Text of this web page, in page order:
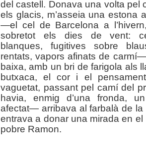
del castell. Donava una volta pel
els glacis, m’asseia una estona
—el cel de Barcelona a
sobretot els dies de vent:
blanques, fugitives sobre
rentats, vapors afinats de
baixa, amb un bri de farigola als
butxaca, el cor i el
vaguetat, passant pel camí del
havia, enmig d’una fronda,
afectat— arribava al farbalà de la
entrava a donar una mirada en
pobre Ramon.